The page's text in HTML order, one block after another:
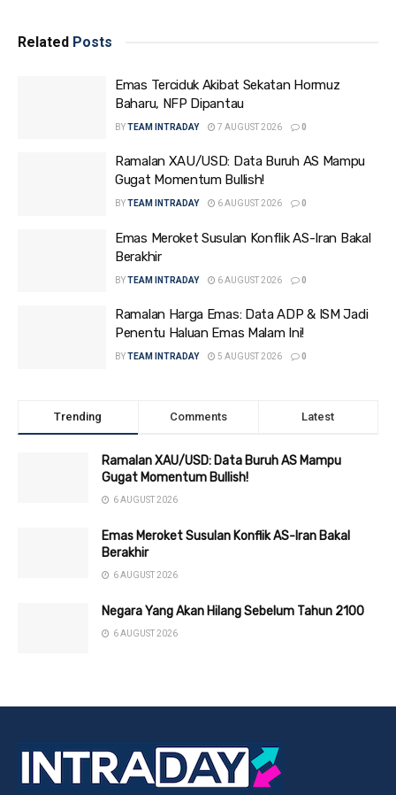
Related Posts
Emas Terciduk Akibat Sekatan Hormuz
Baharu, NFP Dipantau
BYTEAM INTRADAY 7 AUGUST 2026 0
Ramalan XAU/USD: Data Buruh AS Mampu
Gugat Momentum Bullish!
BY TEAM INTRADAY 6 AUGUST 2026 0
Emas Meroket Susulan Konflik AS-Iran Bakal
Berakhir
BYTEAM INTRADAY 6 AUGUST 2026 0
Ramalan Harga Emas: Data ADP & ISM Jadi
Penentu Haluan Emas Malam Ini!
BY TEAM INTRADAY 5 AUGUST 2026 0
Trending Comments Latest
Ramalan XAU/USD: Data Buruh AS Mampu
Gugat Momentum Bullish!
6 AUGUST 2026
Emas Meroket Susulan Konflik AS-Iran Bakal
Berakhir
6 AUGUST 2026
Negara Yang Akan Hilang Sebelum Tahun 2100
6 AUGUST 2026